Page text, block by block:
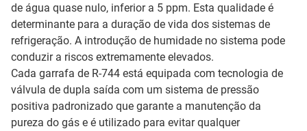
de água quase nulo, inferior a 5 ppm. Esta qualidade é
determinante para a duração de vida dos sistemas de
refrigeração. A introdução de humidade no sistema pode
conduzir a riscos extremamente elevados.
Cada garrafa de R-744 está equipada com tecnologia de
válvula de dupla saída com um sistema de pressão
positiva padronizado que garante a manutenção da
pureza do gás e é utilizado para evitar qualquer